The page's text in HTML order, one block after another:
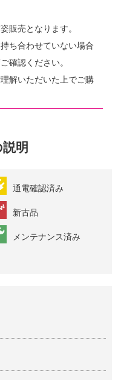
販売となります。
ち合わせていない場合
確認ください。
解いただいた上でご購
明
通電確認済み
新古品
メンテナンス済み